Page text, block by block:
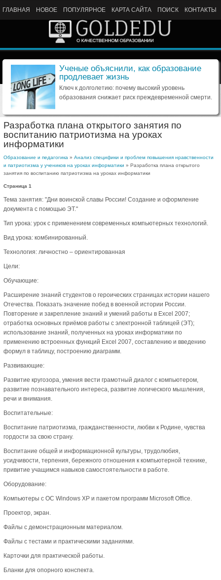
ГЛАВНАЯ НОВОЕ ПОПУЛЯРНОЕ КАРТА САЙТА ПОИСК КОНТАКТЫ
Ученые объяснили, как образование
продлевает жизнь
Ключ к долголетию: почему высокий уровень
образования снижает риск преждевременной смерти.
Разработка плана открытого занятия по
воспитанию патриотизма на уроках
информатики
Образование и педагогика » Анализ специфики и проблем повышения нравственности
и патриотизма у учеников на уроках информатики » Разработка плана открытого
занятия по воспитанию патриотизма на уроках информатики
Страница 1
Тема занятия: "Дни воинской славы России! Создание и оформление
документа с помощью ЭТ."
Тип урока: урок с применением современных компьютерных технологий.
Вид урока: комбинированный.
Технология: личностно – ориентированная
Цели:
Обучающие:
Расширение знаний студентов о героических страницах истории нашего
Отечества. Показать значение побед в военной истории России.
Повторение и закрепление знаний и умений работы в Excel 2007;
отработка основных приёмов работы с электронной таблицей (ЭТ);
использование знаний, полученных на уроках информатики по
применению встроенных функций Excel 2007, составлению и введению
формул в таблицу, построению диаграмм.
Развивающие:
Развитие кругозора, умения вести грамотный диалог с компьютером,
развитие познавательного интереса, развитие логического мышления,
речи и внимания.
Воспитательные:
Воспитание патриотизма, гражданственности, любви к Родине, чувства
гордости за свою страну.
Воспитание общей и информационной культуры, трудолюбия,
усидчивости, терпения, бережного отношения к компьютерной технике,
привитие учащимся навыков самостоятельности в работе.
Оборудование:
Компьютеры с ОС Windows XP и пакетом программ Microsoft Office.
Проектор, экран.
Файлы с демонстрационным материалом.
Файлы с тестами и практическими заданиями.
Карточки для практической работы.
Бланки для опорного конспекта.